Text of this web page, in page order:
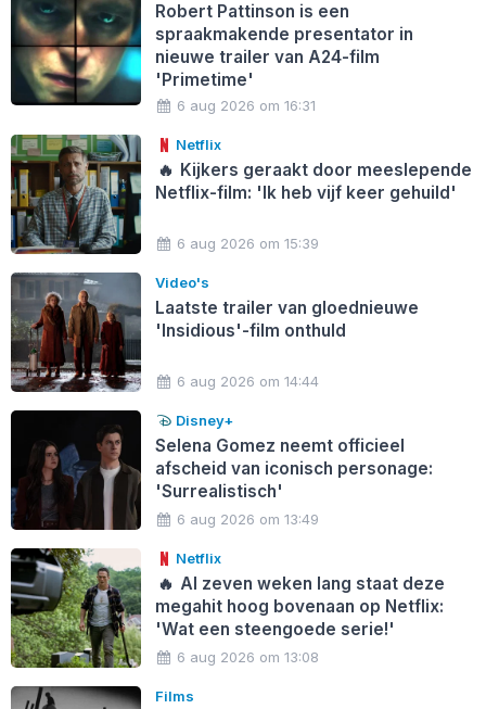
Robert Pattinson is een
spraakmakende presentator in
nieuwe trailer van A24-film
'Primetime'
6 aug 2026 om 16:31
Netflix
🔥 Kijkers geraakt door meeslepende
Netflix-film: 'Ik heb vijf keer gehuild'
6 aug 2026 om 15:39
Video's
Laatste trailer van gloednieuwe
'Insidious'-film onthuld
6 aug 2026 om 14:44
Disney+
Selena Gomez neemt officieel
afscheid van iconisch personage:
'Surrealistisch'
6 aug 2026 om 13:49
Netflix
🔥 Al zeven weken lang staat deze
megahit hoog bovenaan op Netflix:
'Wat een steengoede serie!'
6 aug 2026 om 13:08
Films